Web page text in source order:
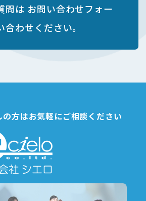
りです。
希望する求人先に応募情報を提供する
及び効果測定のため
る当社の規約、ポリシー等（以下「規
る規約等の変更などを通知するため
意取得の方法、利用中止要請の方法
については、その収集が行われる前に
ものとします。
問は お問い合わせフォー
わせください。
方はお気軽にご相談ください